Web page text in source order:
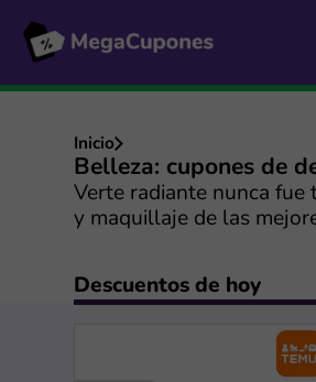
Inicio
Belleza: cupones de
Verte radiante nunca fue
y maquillaje de las
Descuentos de hoy